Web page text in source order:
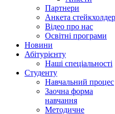
Партнери
Анкета
Відео про нас
Освітні програми
Hовини
Абітурієнту
Наші спеціальності
Студенту
Навчальний процес
Заочна форма
навчання
Методичне